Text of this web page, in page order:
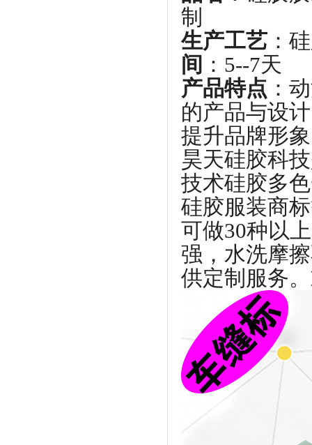
制
生产工艺 ：
间 ：5--7天
产品特点 ：
的产品与设
提升品牌形象
昊天硅胶科
技术硅胶多
硅胶服装商
可做30种以
强，水洗摩
供定制服务